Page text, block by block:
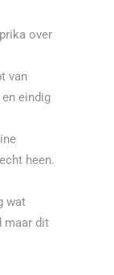
over
van
eindig
heen.
wat
maar dit